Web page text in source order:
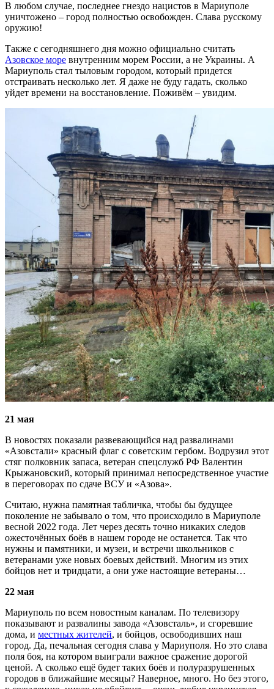
В любом случае, последнее гнездо нацистов в Мариуполе
уничтожено – город полностью освобожден. Слава русскому
оружию!
Также с сегодняшнего дня можно официально считать
Азовское море внутренним морем России, а не Украины. А
Мариуполь стал тыловым городом, который придется
отстраивать несколько лет. Я даже не буду гадать, сколько
уйдет времени на восстановление. Поживём – увидим.
21 мая
В новостях показали развевающийся над развалинами
«Азовстали» красный флаг с советским гербом. Водрузил этот
стяг полковник запаса, ветеран спецслужб РФ Валентин
Крыжановский, который принимал непосредственное участие
в переговорах по сдаче ВСУ и «Азова».
Считаю, нужна памятная табличка, чтобы бы будущее
поколение не забывало о том, что происходило в Мариуполе
весной 2022 года. Лет через десять точно никаких следов
ожесточённых боёв в нашем городе не останется. Так что
нужны и памятники, и музеи, и встречи школьников с
ветеранами уже новых боевых действий. Многим из этих
бойцов нет и тридцати, а они уже настоящие ветераны…
22 мая
Мариуполь по всем новостным каналам. По телевизору
показывают и развалины завода «Азовсталь», и сгоревшие
дома, и местных жителей, и бойцов, освободивших наш
город. Да, печальная сегодня слава у Мариуполя. Но это слава
поля боя, на котором выиграли важное сражение дорогой
ценой. А сколько ещё будет таких боёв и полуразрушенных
городов в ближайшие месяцы? Наверное, много. Но без этого,